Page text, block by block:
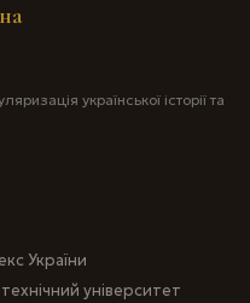
української історії та
України
університет